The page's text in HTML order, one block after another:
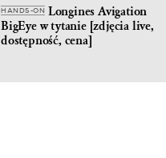
HANDS-ON Longines Avigation
BigEye w tytanie [zdjęcia live,
dostępność, cena]